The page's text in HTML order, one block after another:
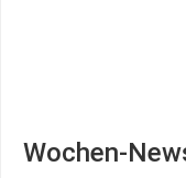
Wochen-